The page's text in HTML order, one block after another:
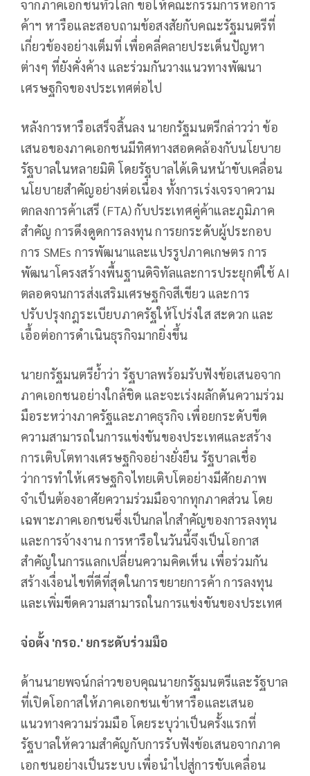
จากภาคเอกชนทั่วโลก ขอให้คณะกรรมการหอการ
ค้าฯ หารือและสอบถามข้อสงสัยกับคณะรัฐมนตรีที่
เกี่ยวข้องอย่างเต็มที่ เพื่อคลี่คลายประเด็นปัญหา
ต่างๆ ที่ยังคั่งค้าง และร่วมกันวางแนวทางพัฒนา
เศรษฐกิจของประเทศต่อไป
หลังการหารือเสร็จสิ้นลง นายกรัฐมนตรีกล่าวว่า ข้อ
เสนอของภาคเอกชนมีทิศทางสอดคล้องกับนโยบาย
รัฐบาลในหลายมิติ โดยรัฐบาลได้เดินหน้าขับเคลื่อน
นโยบายสำคัญอย่างต่อเนื่อง ทั้งการเร่งเจรจาความ
ตกลงการค้าเสรี (FTA) กับประเทศคู่ค้าและภูมิภาค
สำคัญ การดึงดูดการลงทุน การยกระดับผู้ประกอบ
การ SMEs การพัฒนาและแปรรูปภาคเกษตร การ
พัฒนาโครงสร้างพื้นฐานดิจิทัลและการประยุกต์ใช้ AI
ตลอดจนการส่งเสริมเศรษฐกิจสีเขียว และการ
ปรับปรุงกฎระเบียบภาครัฐให้โปร่งใส สะดวก และ
เอื้อต่อการดำเนินธุรกิจมากยิ่งขึ้น
นายกรัฐมนตรีย้ำว่า รัฐบาลพร้อมรับฟังข้อเสนอจาก
ภาคเอกชนอย่างใกล้ชิด และจะเร่งผลักดันความร่วม
มือระหว่างภาครัฐและภาคธุรกิจ เพื่อยกระดับขีด
ความสามารถในการแข่งขันของประเทศและสร้าง
การเติบโตทางเศรษฐกิจอย่างยั่งยืน รัฐบาลเชื่อ
ว่าการทำให้เศรษฐกิจไทยเติบโตอย่างมีศักยภาพ
จำเป็นต้องอาศัยความร่วมมือจากทุกภาคส่วน โดย
เฉพาะภาคเอกชนซึ่งเป็นกลไกสำคัญของการลงทุน
และการจ้างงาน การหารือในวันนี้จึงเป็นโอกาส
สำคัญในการแลกเปลี่ยนความคิดเห็น เพื่อร่วมกัน
สร้างเงื่อนไขที่ดีที่สุดในการขยายการค้า การลงทุน
และเพิ่มขีดความสามารถในการแข่งขันของประเทศ
จ่อตั้ง 'กรอ.' ยกระดับร่วมมือ
ด้านนายพจน์กล่าวขอบคุณนายกรัฐมนตรีและรัฐบาล
ที่เปิดโอกาสให้ภาคเอกชนเข้าหารือและเสนอ
แนวทางความร่วมมือ โดยระบุว่าเป็นครั้งแรกที่
รัฐบาลให้ความสำคัญกับการรับฟังข้อเสนอจากภาค
เอกชนอย่างเป็นระบบ เพื่อนำไปสู่การขับเคลื่อน